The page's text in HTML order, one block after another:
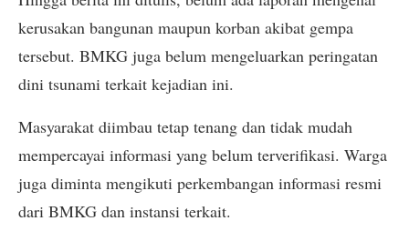
kerusakan bangunan maupun korban akibat gempa
tersebut. BMKG juga belum mengeluarkan peringatan
dini tsunami terkait kejadian ini.
Masyarakat diimbau tetap tenang dan tidak mudah
mempercayai informasi yang belum terverifikasi. Warga
juga diminta mengikuti perkembangan informasi resmi
dari BMKG dan instansi terkait.